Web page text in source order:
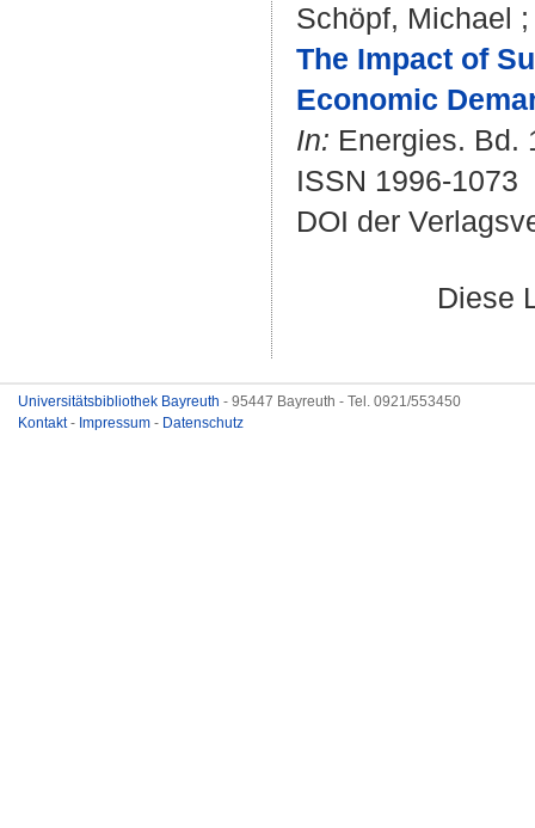
Schöpf, Michael
The Impact of
Economic
In: Energies. Bd.
ISSN 1996-1073
DOI der
Diese
Universitätsbibliothek Bayreuth - 95447 Bayreuth - Tel. 0921/553450
Kontakt- Impressum - Datenschutz